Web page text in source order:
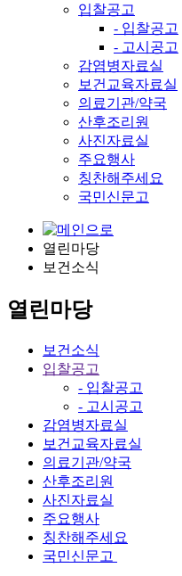
입찰공고
- 입찰공고
- 고시공고
감염병자료실
보건교육자료실
의료기관/약국
산후조리원
사진자료실
주요행사
칭찬해주세요
국민신문고
열린마당
보건소식
열린마당
보건소식
입찰공고
- 입찰공고
- 고시공고
감염병자료실
보건교육자료실
의료기관/약국
산후조리원
사진자료실
주요행사
칭찬해주세요
국민신문고